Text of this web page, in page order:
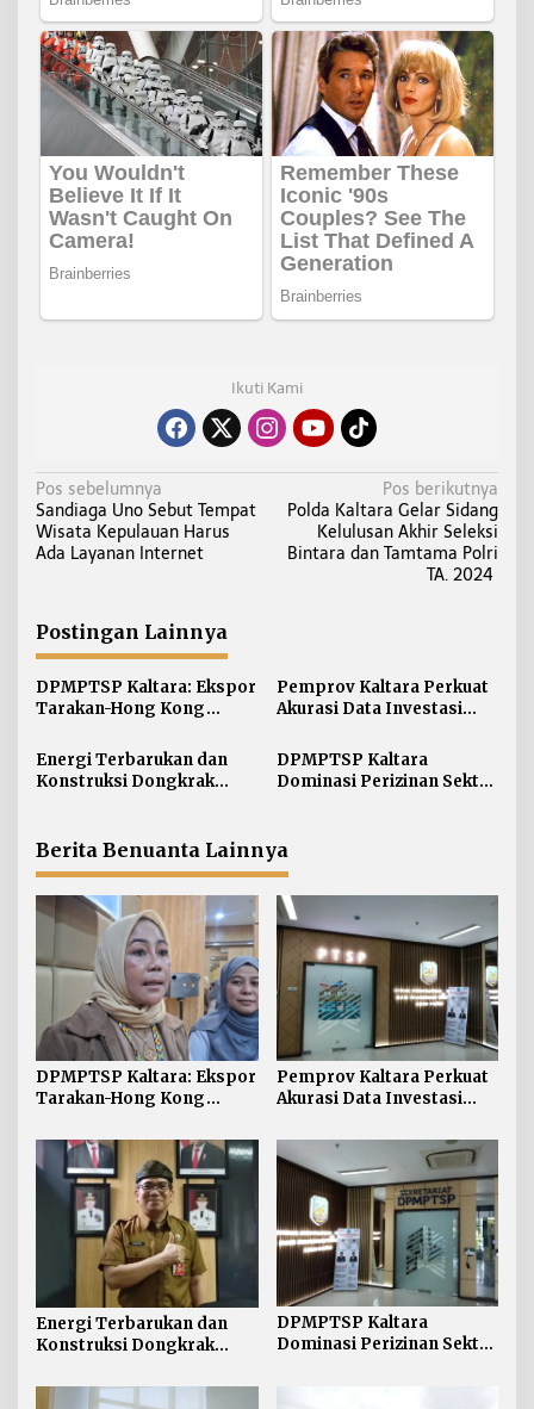
Ikuti Kami
N
a
v
a
s
i
p
o
s
Pos sebelumnya
Sandiaga Uno Sebut Tempat
Wisata Kepulauan Harus
Ada Layanan Internet
Pos berikutnya
Polda Kaltara Gelar Sidang
Kelulusan Akhir Seleksi
Bintara dan Tamtama Polri
TA. 2024
Postingan Lainnya
DPMPTSP Kaltara: Ekspor
Tarakan-Hong Kong
Persyaratan
Pemprov Kaltara Perkuat
Akurasi Data Investasi
Pelaporan
Energi Terbarukan dan
Konstruksi Dongkrak
DPMPTSP Kaltara
Dominasi Perizinan Sektor
Berita Benuanta Lainnya
DPMPTSP Kaltara: Ekspor
Tarakan-Hong Kong
Persyaratan
Pemprov Kaltara Perkuat
Akurasi Data Investasi
Pelaporan
Energi Terbarukan dan
Konstruksi Dongkrak
DPMPTSP Kaltara
Dominasi Perizinan Sektor